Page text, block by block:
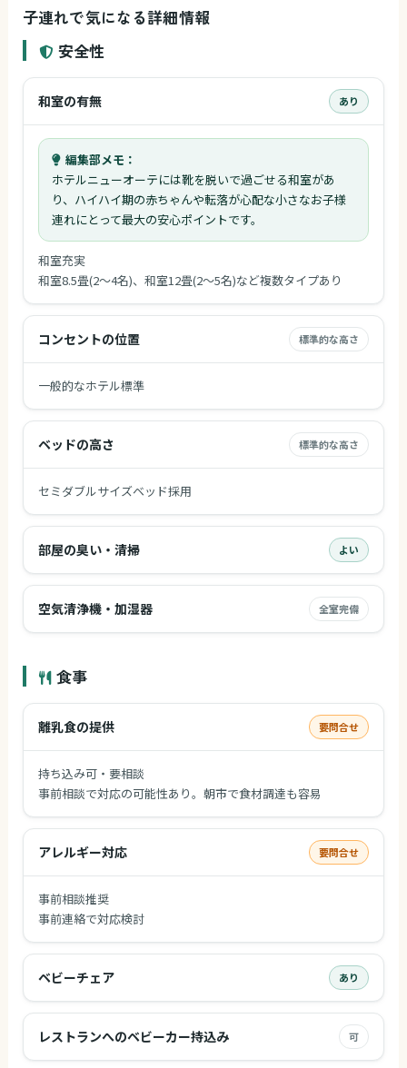
子連れで気になる詳細情報
安全性
和室の有無 あり
編集部メモ：
ホテルニューオーテには靴を脱いで過ごせる和室があ
り、ハイハイ期の赤ちゃんや転落が心配な小さなお子様
連れにとって最大の安心ポイントです。
和室充実
和室8.5畳(2～4名)、和室12畳(2～5名)など複数タイプあり
コンセントの位置 標準的な高さ
一般的なホテル標準
ベッドの高さ 標準的な高さ
セミダブルサイズベッド採用
部屋の臭い・清掃 よい
空気清浄機・加湿器 全室完備
食事
離乳食の提供 要問合せ
持ち込み可・要相談
事前相談で対応の可能性あり。朝市で食材調達も容易
アレルギー対応 要問合せ
事前相談推奨
事前連絡で対応検討
ベビーチェア あり
レストランへのベビーカー持込み 可